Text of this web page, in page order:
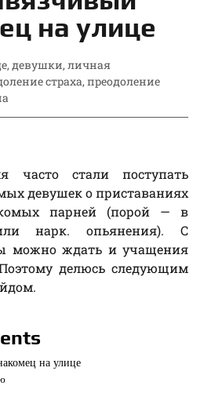
на улице
, девушки, личная
страха, преодоление
часто стали поступать
девушек о приставаниях
парней (порой — в
нарк. опьянения). С
можно ждать и учащения
делюсь следующим
на улице